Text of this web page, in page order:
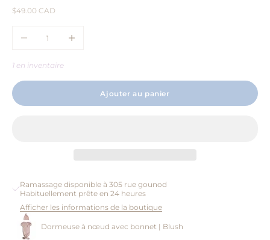
Prix de vente
$49.00 CAD
1 en inventaire
Ajouter au panier
Ramassage disponible à 305 rue gounod
Habituellement prête en 24 heures
Afficher les informations de la boutique
Dormeuse à nœud avec bonnet | Blush